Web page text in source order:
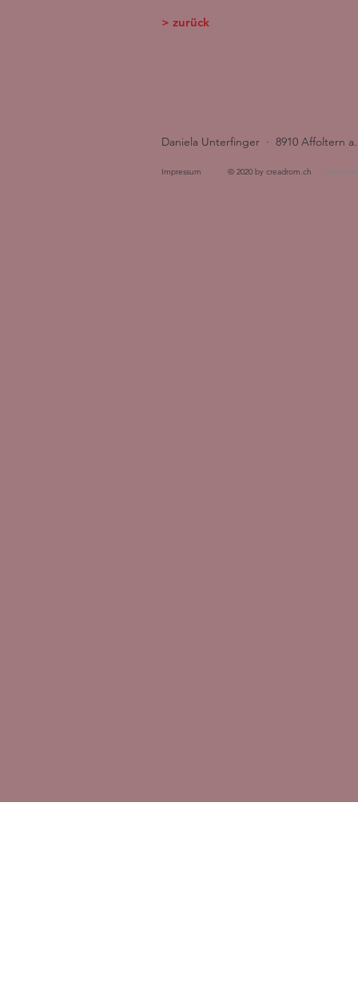
> zurück
Daniela Unterfinger · 8910 Affoltern
Impressum © 2020 by creadrom.ch